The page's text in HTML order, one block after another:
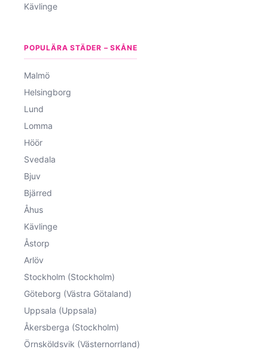
Kävlinge
POPULÄRA STÄDER – SKÅNE
Malmö
Helsingborg
Lund
Lomma
Höör
Svedala
Bjuv
Bjärred
Åhus
Kävlinge
Åstorp
Arlöv
Stockholm (Stockholm)
Göteborg (Västra Götaland)
Uppsala (Uppsala)
Åkersberga (Stockholm)
Örnsköldsvik (Västernorrland)